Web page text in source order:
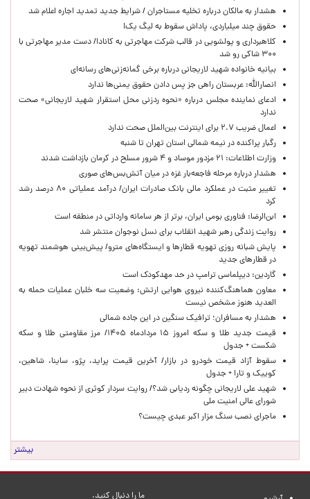
هشدار به مالکان درباره تخلیه مستاجران / شرایط جدید تمدید اجاره اعلام شد
حقوق چند میلیاردی، پاداش سقوط به لیگ یک!
کلاهبرداری و پولشویی در قالب شرکت مهاجرتی به کانادا/ دست مدیر مهاجرتی با
۳۰۰ شاکی رو شد
بیانیه خانواده شهید لاریجانی درباره برخی گمانه‌زنی‌های رسانه‌ای
انصارالله: عربستان راهی جز پس دادن حقوق یمنی‌ها ندارد
ادعای نماینده مجلس درباره «نحوه ردزنی محل استقرار شهید لاریجانی» صحت
ندارد
اعمال ضریب ۲.۷ برای اینترنت بین‌الملل صحت ندارد
رگبار پراکنده در نیمه شمالی استان تهران تا شنبه
وزارت اطلاعات: ۲۱ مزدور موساد و ۴ شرور مسلح در کرمان بازداشت شدند
هشدار درباره مرحله فاجعه‌بار غزه در میان آتش‌بس‌های صوری
تغییر مثبت در عملکرد مالی بانک صادرات ایران/ درآمد عملیاتی ۸۰ درصد رشد
کرد
ابن‌الرضا: فناوری بومی ایران، برتر از هر سامانه وارداتی در منطقه است
روایت زندگی رهبر شهید انقلاب برای نسل نوجوان منتشر شد
پایش شبانه روزی تهویه قطارها و ایستگاه‌های مترو/ پیش‌بینی هوشمند تهویه
در قطارهای جدید
گاردین: دیپلماسی ترامپ در حد مهدکودک است
معاون هماهنگ‌کننده نیروی هوایی ارتش: وضعیت سه خلبان عملیات حمله به
العدید هنوز مشخص نیست
هشدار به مسافران؛ ترافیک سنگین در این جاده شمالی
قیمت جدید طلا و سکه امروز ۱۵ مردادماه ۱۴۰۵/ مرز مقاومتی طلا و سکه
شکست + جدول
سقوط آزاد قیمت خودرو در بازار/ آخرین قیمت پراید، پژو، ساینا، شاهین،
کوییک و تارا + جدول
شهید علی لاریجانی چگونه ردیابی شد؟/ روایت سردار کوثری از نحوه شهادت دبیر
شورای عالی امنیت ملی
ماجرای نصب سنگ مزار اکبر عبدی چیست؟
بیشتر
ما را دنبال کنید.